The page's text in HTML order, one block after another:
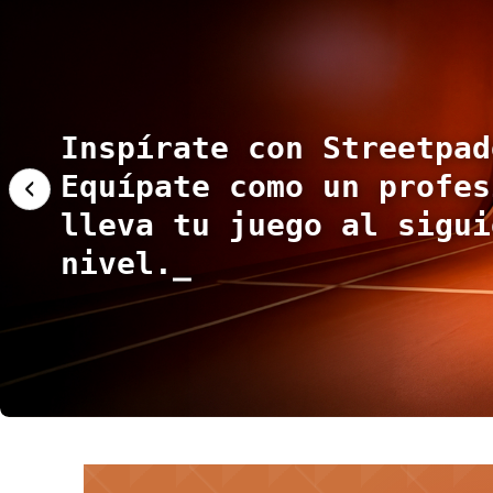
Inspírate con
Equípate como un
lleva tu juego al
nivel.
€68.95€109.95
‹